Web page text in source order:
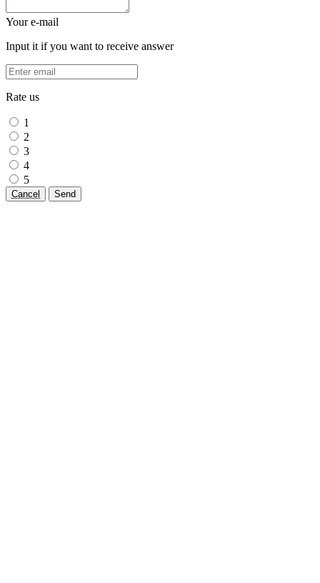
Your e-mail
Input it if you want to receive answer
Rate us
1
2
3
4
5
Cancel Send